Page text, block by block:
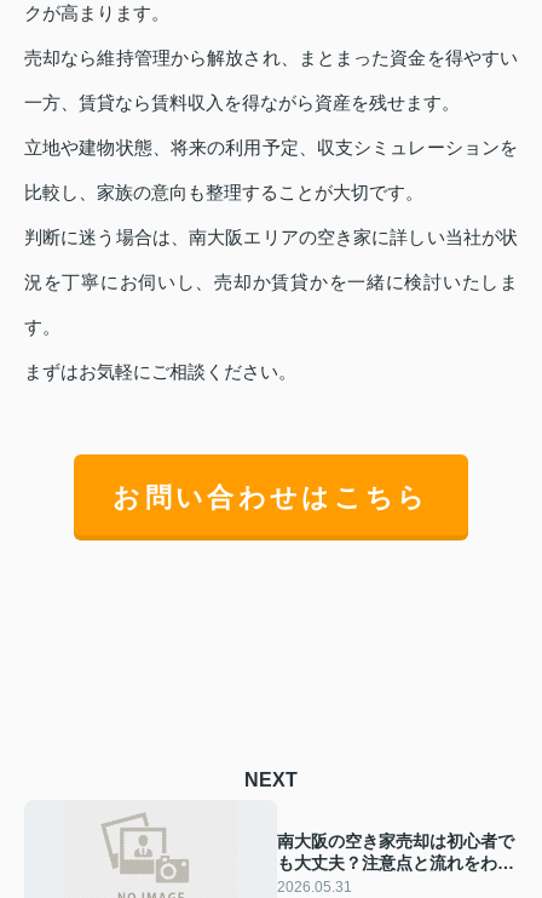
クが高まります。
売却なら維持管理から解放され、まとまった資金を得やすい
一方、賃貸なら賃料収入を得ながら資産を残せます。
立地や建物状態、将来の利用予定、収支シミュレーションを
比較し、家族の意向も整理することが大切です。
判断に迷う場合は、南大阪エリアの空き家に詳しい当社が状
況を丁寧にお伺いし、売却か賃貸かを一緒に検討いたしま
す。
まずはお気軽にご相談ください。
お問い合わせはこちら
NEXT
南大阪の空き家売却は初心者で
も大丈夫？注意点と流れをわか
りやすく解説
2026.05.31